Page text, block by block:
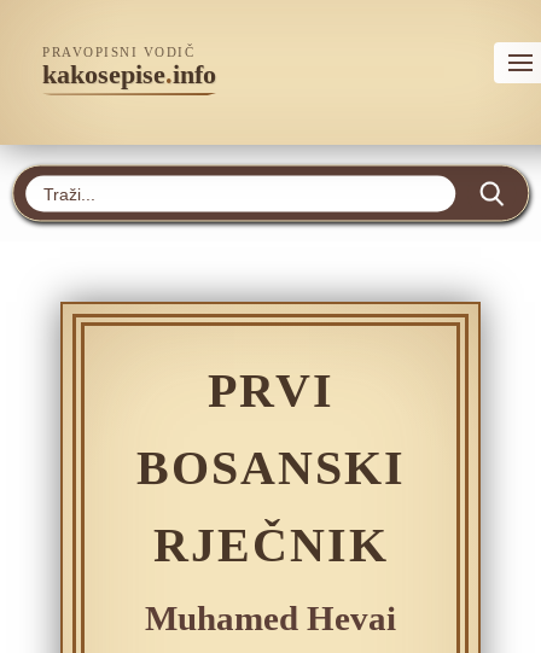
PRAVOPISNI VODIČ
kakosepise.info
PRVI
BOSANSKI
RJEČNIK
Muhamed Hevai